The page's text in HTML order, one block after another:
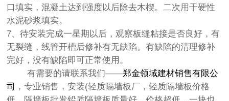
口填实，混凝土达到强度以后除去木楔。二次用干硬性
水泥砂浆填实。
7、待安装完成一星期以后，观察板缝粘接是否良好，有
无裂缝，线管开槽后修补有无缺陷。有缺陷的清理修补
完好，没有缺陷即可正常使用。
有需要的请联系我们——郑金领域建材销售有限公
司 ，专业销售，安装(轻质隔墙板厂，轻质隔墙板价格